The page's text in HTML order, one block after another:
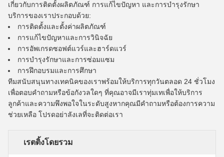
เกี่ยวกับการติดตั้งผลิตภัณฑ์ การแก้ไขปัญหา และการบำรุงรักษา
บริการของเราประกอบด้วย:
การติดตั้งและตั้งค่าผลิตภัณฑ์
การแก้ไขปัญหาและการวินิจฉัย
การอัพเกรดซอฟต์แวร์และฮาร์ดแวร์
การบำรุงรักษาและการซ่อมแซม
การฝึกอบรมและการศึกษา
ทีมสนับสนุนทางเทคนิคของเราพร้อมให้บริการทุกวันตลอด 24 ชั่วโมง
เพื่อตอบคำถามหรือข้อกังวลใดๆ ที่คุณอาจมีเราทุ่มเทเพื่อให้บริการ
ลูกค้าและความพึงพอใจในระดับสูงหากคุณมีคำถามหรือต้องการความ
ช่วยเหลือ โปรดอย่าลังเลที่จะติดต่อเรา
เรตติ้งโดยรวม